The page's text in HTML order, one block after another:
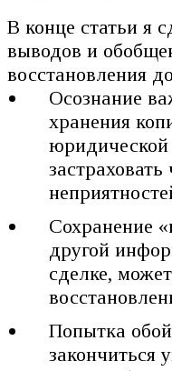
В конце статьи я
выводов и
восстановления
Осознание
хранения
Сохранение
другой
сделке,
Попытка
закончиться